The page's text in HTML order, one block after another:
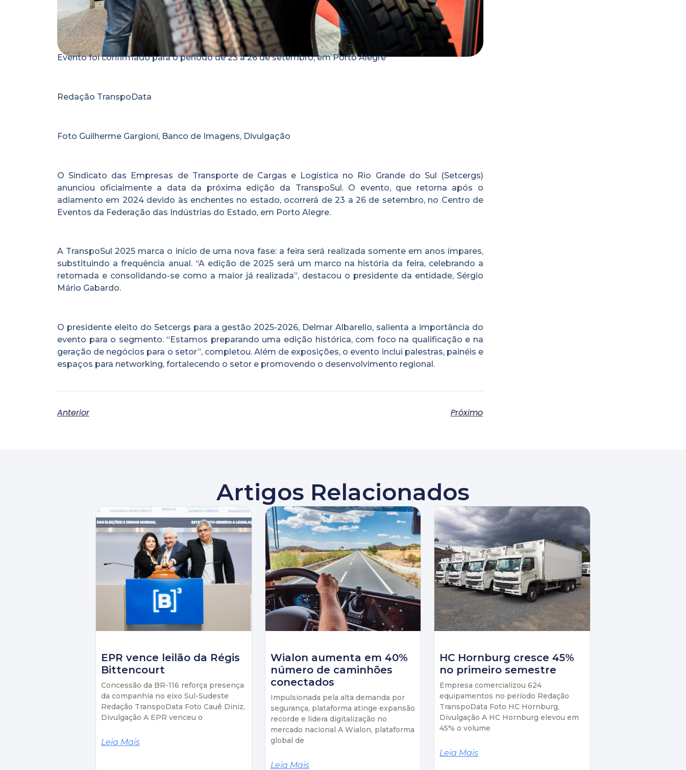
Evento foi confirmado para o período de 23 a 26 de setembro, em Porto Alegre
Redação TranspoData
Foto Guilherme Gargioni, Banco de Imagens, Divulgação
O Sindicato das Empresas de Transporte de Cargas e Logística no Rio Grande do Sul (Setcergs)
anunciou oficialmente a data da próxima edição da TranspoSul. O evento, que retorna após o
adiamento em 2024 devido às enchentes no estado, ocorrerá de 23 a 26 de setembro, no Centro de
Eventos da Federação das Indústrias do Estado, em Porto Alegre.
A TranspoSul 2025 marca o início de uma nova fase: a feira será realizada somente em anos ímpares,
substituindo a frequência anual. “A edição de 2025 será um marco na história da feira, celebrando a
retomada e consolidando-se como a maior já realizada”, destacou o presidente da entidade, Sérgio
Mário Gabardo.
O presidente eleito do Setcergs para a gestão 2025-2026, Delmar Albarello, salienta a importância do
evento para o segmento. “Estamos preparando uma edição histórica, com foco na qualificação e na
geração de negócios para o setor”, completou. Além de exposições, o evento inclui palestras, painéis e
espaços para networking, fortalecendo o setor e promovendo o desenvolvimento regional.
Anterior Próximo
Artigos Relacionados
EPR vence leilão da Régis
Bittencourt
Concessão da BR-116 reforça presença
da companhia no eixo Sul-Sudeste
Redação TranspoData Foto Cauê Diniz,
Divulgação A EPR venceu o
Leia Mais
Wialon aumenta em 40%
número de caminhões
conectados
Impulsionada pela alta demanda por
segurança, plataforma atinge expansão
recorde e lidera digitalização no
mercado nacional A Wialon, plataforma
global de
Leia Mais
HC Hornburg cresce 45%
no primeiro semestre
Empresa comercializou 624
equipamentos no período Redação
TranspoData Foto HC Hornburg,
Divulgação A HC Hornburg elevou em
45% o volume
Leia Mais